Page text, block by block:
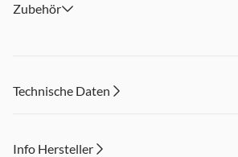
Zubehör
Technische Daten
Info Hersteller